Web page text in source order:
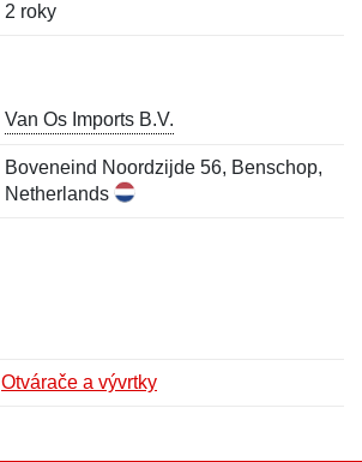
2 roky
Van Os Imports B.V.
Boveneind Noordzijde 56, Benschop,
Netherlands
Otvárače a vývrtky